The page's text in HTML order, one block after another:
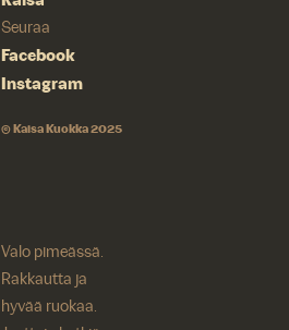
Seuraa
Facebook
Instagram
© Kaisa Kuokka 2025
Valo pimeässä.
Rakkautta ja
hyvää ruokaa.